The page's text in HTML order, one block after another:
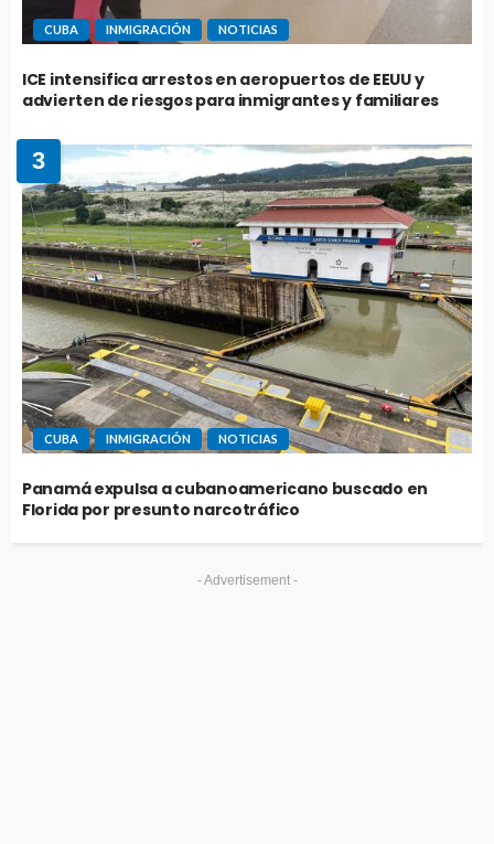
CUBA INMIGRACIÓN NOTICIAS
ICE intensifica arrestos en aeropuertos de EEUU y
advierten de riesgos para inmigrantes y familiares
3
CUBA INMIGRACIÓN NOTICIAS
Panamá expulsa a cubanoamericano buscado en
Florida por presunto narcotráfico
- Advertisement -